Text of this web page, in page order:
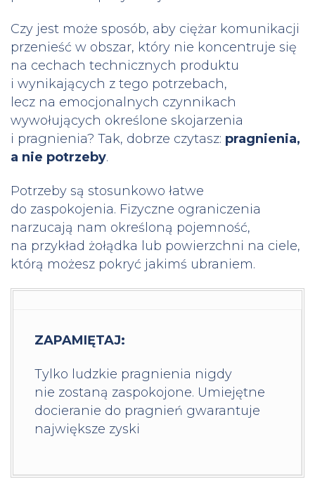
Czy jest może sposób, aby ciężar komunikacji
przenieść w obszar, który nie koncentruje się
na cechach technicznych produktu
i wynikających z tego potrzebach,
lecz na emocjonalnych czynnikach
wywołujących określone skojarzenia
i pragnienia? Tak, dobrze czytasz: pragnienia,
a nie potrzeby.
Potrzeby są stosunkowo łatwe
do zaspokojenia. Fizyczne ograniczenia
narzucają nam określoną pojemność,
na przykład żołądka lub powierzchni na ciele,
którą możesz pokryć jakimś ubraniem.
ZAPAMIĘTAJ:
Tylko ludzkie pragnienia nigdy
nie zostaną zaspokojone. Umiejętne
docieranie do pragnień gwarantuje
największe zyski